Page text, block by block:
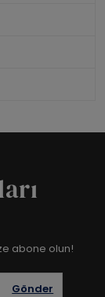
abone olun!
Gönder